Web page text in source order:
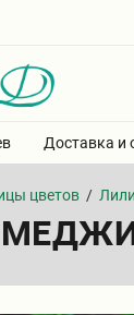
Доставка и
цветов /